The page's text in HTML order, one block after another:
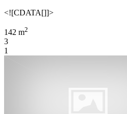
<![CDATA[]]>
142 m2
3
1